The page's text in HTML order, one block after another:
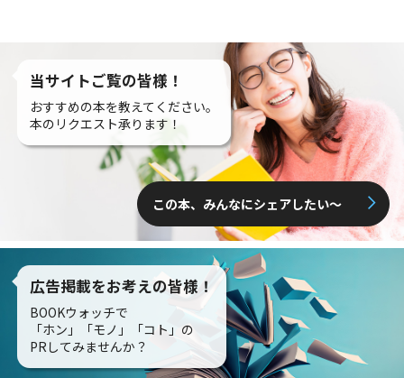
当サイトご覧の皆様！
おすすめの本を教えてください。
本のリクエスト承ります！
この本、みんなにシェアしたい〜
広告掲載をお考えの皆様！
BOOKウォッチで
「ホン」「モノ」「コト」の
PRしてみませんか？